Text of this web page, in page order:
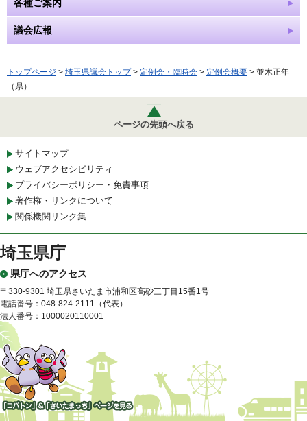
各種ご案内
議会広報
トップページ > 埼玉県議会トップ> 定例会・臨時会 > 定例会概要 > 並木正年
（県）
ページの先頭へ戻る
サイトマップ
ウェブアクセシビリティ
プライバシーポリシー・免責事項
著作権・リンクについて
関係機関リンク集
埼玉県庁
県庁へのアクセス
〒330-9301 埼玉県さいたま市浦和区高砂三丁目15番1号
電話番号：048-824-2111（代表）
法人番号：1000020110001
「コバトン」&「さいたまっ